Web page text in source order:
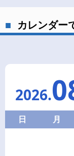
カレンダー
2026.
日 月